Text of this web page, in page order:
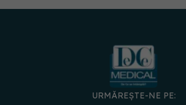
URMĂREȘTE-NE PE: